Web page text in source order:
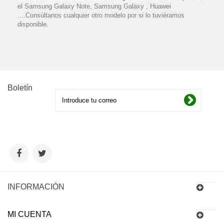
el Samsung Galaxy Note, Samsung Galaxy , Huawei
....Consúltanos cualquier otro modelo por si lo tuviéramos
disponible.
Boletín
INFORMACIÓN
MI CUENTA